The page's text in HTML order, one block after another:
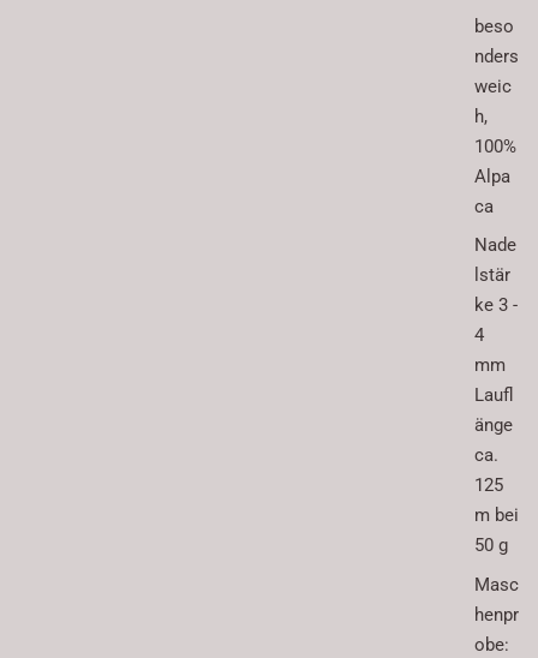
beso
nders
weic
h,
100%
Alpa
ca
Nade
lstär
ke 3 -
4
mm
Laufl
änge
ca.
125
m bei
50 g
Masc
henpr
obe: